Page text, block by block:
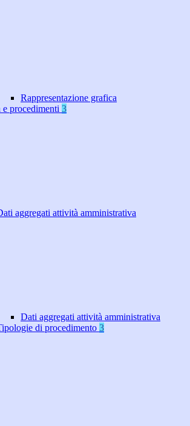
Rappresentazione grafica
procedimenti 3
aggregati attività amministrativa
Dati aggregati attività amministrativa
di procedimento 3